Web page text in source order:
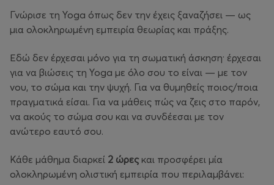
Γνώρισε τη Yoga όπως δεν την έχεις ξαναζήσει — ως
μια ολοκληρωμένη εμπειρία θεωρίας και πράξης.
Εδώ δεν έρχεσαι μόνο για τη σωματική άσκηση· έρχεσαι
για να βιώσεις τη Yoga με όλο σου το είναι — με τον
νου, το σώμα και την ψυχή. Για να θυμηθείς ποιος/ποια
πραγματικά είσαι. Για να μάθεις πώς να ζεις στο παρόν,
να ακούς το σώμα σου και να συνδέεσαι με τον
ανώτερο εαυτό σου.
Κάθε μάθημα διαρκεί 2 ώρες και προσφέρει μία
ολοκληρωμένη ολιστική εμπειρία που περιλαμβάνει: